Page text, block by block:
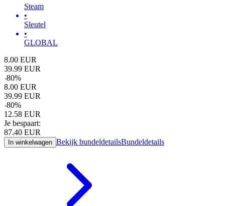
Steam
•
Sleutel
•
GLOBAL
8.00 EUR
39.99 EUR
-80%
8.00 EUR
39.99 EUR
-80%
12.58 EUR
Je bespaart:
87.40 EUR
In winkelwagen Bekijk bundeldetailsBundeldetails